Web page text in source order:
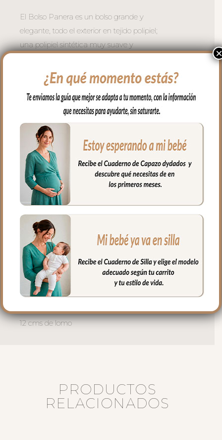
El Bolso Panera es un bolso grande y
elegante, todo el exterior en tejido polipiel;
una polipiel sintética muy suave y
lavadora, siempre agua fría, jabones no
abrasivos y secado al natural. Recuerda
quitar el culete rígido antes de lavar.
Cuenta con un bolsillo exterior en todo el
lateral en polipiel con bordados, asas para
sujetar en el carrito mediante broches de
presión y un asa larga en el interior para
cuando quieres usar el bolso para llevar al
hombro.
Cremallera del bolso siempre a tono y se
mejor acceso al interior del bolso.
El interior siempre en tejido blanco e
impermeable con bolsillos en un lateral y
el culete rígido.
Medidas bolso:
38 cms Ancho
12 cms de lomo
PRODUCTOS
RELACIONADOS
×